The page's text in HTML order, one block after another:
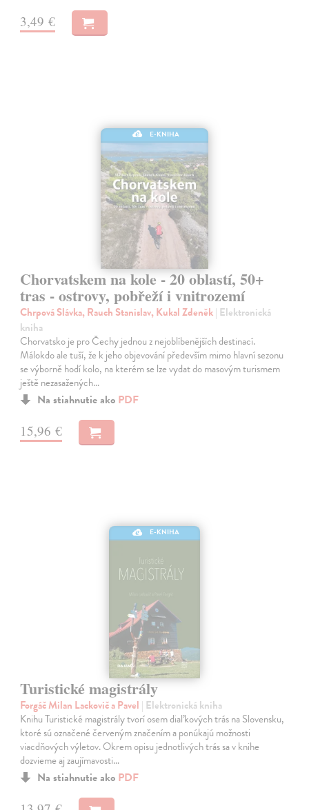
3,49 €
E-KNIHA
Chorvatskem na kole - 20 oblastí, 50+
tras - ostrovy, pobřeží i vnitrozemí
Chrpová Slávka, Rauch Stanislav, Kukal Zdeněk| Elektronická
kniha
Chorvatsko je pro Čechy jednou z nejoblíbenějších destinací.
Málokdo ale tuší, že k jeho objevování především mimo hlavní sezonu
se výborně hodí kolo, na kterém se lze vydat do masovým turismem
ještě nezasažených…
Na stiahnutie ako PDF
15,96 €
E-KNIHA
Turistické magistrály
Forgáč Milan Lackovič a Pavel | Elektronická kniha
Knihu Turistické magistrály tvorí osem diaľkových trás na Slovensku,
ktoré sú označené červeným značením a ponúkajú možnosti
viacdňových výletov. Okrem opisu jednotlivých trás sa v knihe
dozvieme aj zaujímavosti…
Na stiahnutie ako PDF